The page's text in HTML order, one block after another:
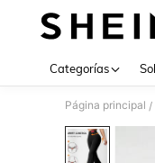
Categorías
Página principal /